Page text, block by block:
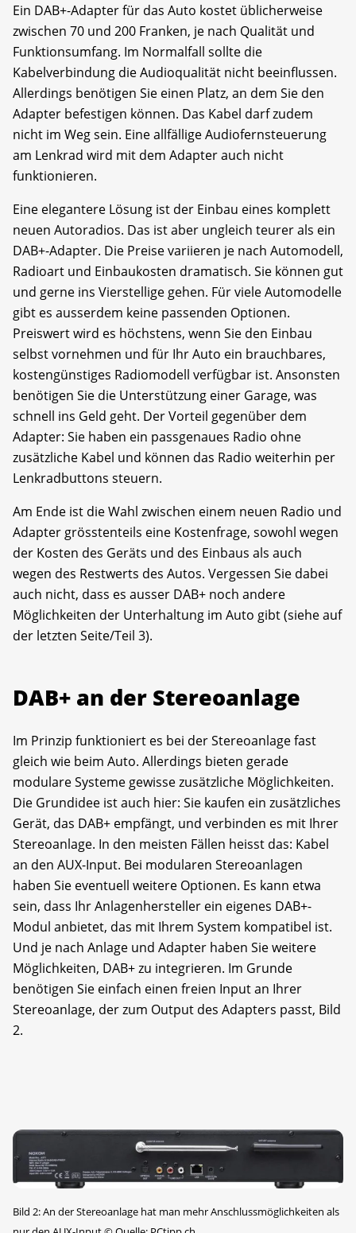
Ein DAB+-Adapter für das Auto kostet üblicherweise
zwischen 70 und 200 Franken, je nach Qualität und
Funktionsumfang. Im Normalfall sollte die
Kabelverbindung die Audioqualität nicht beeinflussen.
Allerdings benötigen Sie einen Platz, an dem Sie den
Adapter befestigen können. Das Kabel darf zudem
nicht im Weg sein. Eine allfällige Audiofernsteuerung
am Lenkrad wird mit dem Adapter auch nicht
funktionieren.
Eine elegantere Lösung ist der Einbau eines komplett
neuen Autoradios. Das ist aber ungleich teurer als ein
DAB+-Adapter. Die Preise variieren je nach Automodell,
Radioart und Einbaukosten dramatisch. Sie können gut
und gerne ins Vierstellige gehen. Für viele Automodelle
gibt es ausserdem keine passenden Optionen.
Preiswert wird es höchstens, wenn Sie den Einbau
selbst vornehmen und für Ihr Auto ein brauchbares,
kostengünstiges Radiomodell verfügbar ist. Ansonsten
benötigen Sie die Unterstützung einer Garage, was
schnell ins Geld geht. Der Vorteil gegenüber dem
Adapter: Sie haben ein passgenaues Radio ohne
zusätzliche Kabel und können das Radio weiterhin per
Lenkradbuttons steuern.
Am Ende ist die Wahl zwischen einem neuen Radio und
Adapter grösstenteils eine Kostenfrage, sowohl wegen
der Kosten des Geräts und des Einbaus als auch
wegen des Restwerts des Autos. Vergessen Sie dabei
auch nicht, dass es ausser DAB+ noch andere
Möglichkeiten der Unterhaltung im Auto gibt (siehe auf
der letzten Seite/Teil 3).
DAB+ an der Stereoanlage
Im Prinzip funktioniert es bei der Stereoanlage fast
gleich wie beim Auto. Allerdings bieten gerade
modulare Systeme gewisse zusätzliche Möglichkeiten.
Die Grundidee ist auch hier: Sie kaufen ein zusätzliches
Gerät, das DAB+ empfängt, und verbinden es mit Ihrer
Stereoanlage. In den meisten Fällen heisst das: Kabel
an den AUX-Input. Bei modularen Stereoanlagen
haben Sie eventuell weitere Optionen. Es kann etwa
sein, dass Ihr Anlagenhersteller ein eigenes DAB+-
Modul anbietet, das mit Ihrem System kompatibel ist.
Und je nach Anlage und Adapter haben Sie weitere
Möglichkeiten, DAB+ zu integrieren. Im Grunde
benötigen Sie einfach einen freien Input an Ihrer
Stereoanlage, der zum Output des Adapters passt, Bild
2.
Bild 2: An der Stereoanlage hat man mehr Anschlussmöglichkeiten als